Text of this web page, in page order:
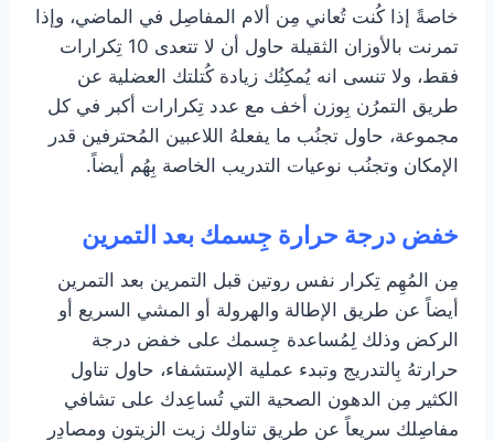
خاصةً إذا كُنت تُعاني مِن ألام المفاصِل في الماضي، وإذا
تمرنت بالأوزان الثقيلة حاول أن لا تتعدى 10 تِكرارات
فقط، ولا تنسى انه يُمكِنُك زيادة كُتلتك العضلية عن
طريق التمرُن بِوزن أخف مع عدد تِكرارات أكبر في كل
مجموعة، حاول تجنُب ما يفعلهُ اللاعبين المُحترفين قدر
الإمكان وتجنُب نوعيات التدريب الخاصة بِهُم أيضاً.
خفض درجة حرارة جِسمك بعد التمرين
مِن المُهِم تِكرار نفس روتين قبل التمرين بعد التمرين
أيضاً عن طريق الإطالة والهرولة أو المشي السريع أو
الركض وذلك لِمُساعدة جِسمك على خفض درجة
حرارتهُ بِالتدريج وتبدء عملية الإستشفاء، حاول تناول
الكثير مِن الدهون الصحية التي تُساعِدك على تشافي
مفاصِلك سريعاً عن طريق تناولك زيت الزيتون ومصادِر